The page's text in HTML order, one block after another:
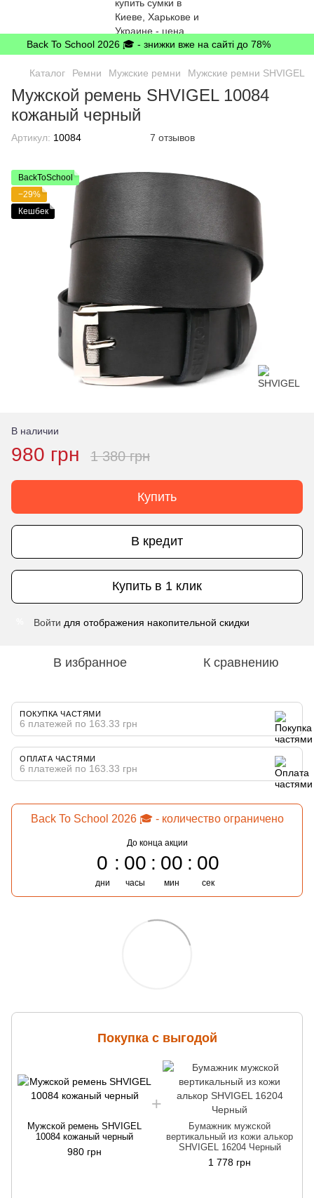
Back To School 2026 🎓 - знижки вже на сайті до 78%
Каталог Ремни Мужские ремни Мужские ремни SHVIGEL
Мужской ремень SHVIGEL 10084
кожаный черный
Артикул: 10084 7 отзывов
BackToSchool
−29%
Кешбек
В наличии
980 грн 1 380 грн
Купить
В кредит
Купить в 1 клик
Войти для отображения накопительной скидки
В избранное К сравнению
ПОКУПКА ЧАСТЯМИ
6 платежей по 163.33 грн
ОПЛАТА ЧАСТЯМИ
6 платежей по 163.33 грн
Back To School 2026 🎓 - количество ограничено
До конца акции
0
дни
00
часы
00
мин
00
сек
Покупка с выгодой
Мужской ремень SHVIGEL
10084 кожаный черный
980 грн
Бумажник мужской
вертикальный из кожи алькор
SHVIGEL 16204 Черный
1 778 грн